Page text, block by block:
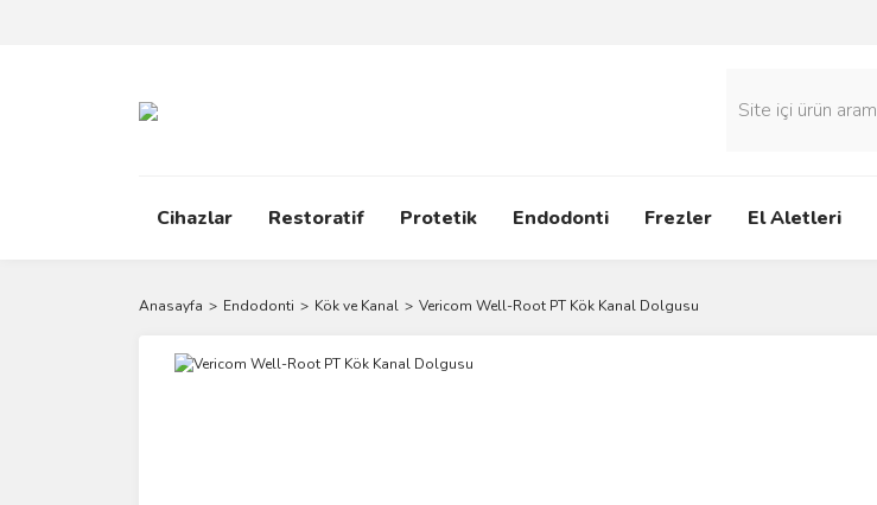
Cihazlar Restoratif Protetik Endodonti Frezler El Aletleri
Anasayfa Endodonti Kök ve Kanal Vericom Well-Root PT Kök Kanal Dolgusu